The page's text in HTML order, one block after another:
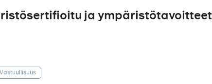
ja ympäristötavoitteet
Vastuullisuus